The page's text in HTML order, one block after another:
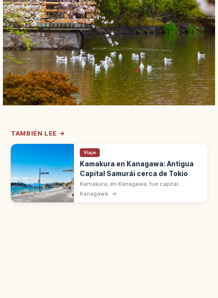
TAMBIÉN LEE →
Viaje
Kamakura en Kanagawa: Antigua
Capital Samurái cerca de Tokio
Kamakura, en Kanagawa, fue capital
samurái de Minamoto no Yoritomo. A 1 h en
JR Yokosuka desde la estación de Tokio, o
Kanagawa →